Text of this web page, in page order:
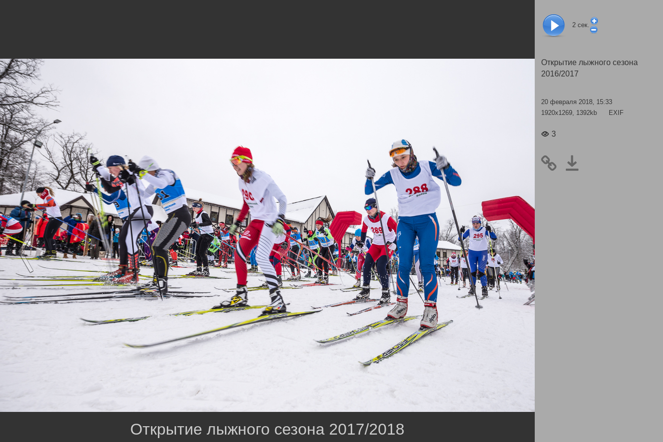
2 сек.
Открытие лыжного сезона
2016/2017
20 февраля 2018, 15:33
1920x1269, 1392kb
EXIF
3
Открытие лыжного сезона 2017/2018